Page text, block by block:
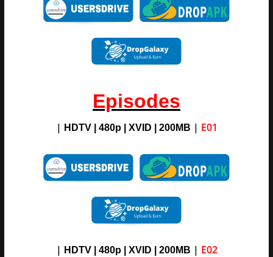
Episodes
| HDTV | 480p | XVID 200M B | E01
| HDTV | 480p | XVID 200M B | E02